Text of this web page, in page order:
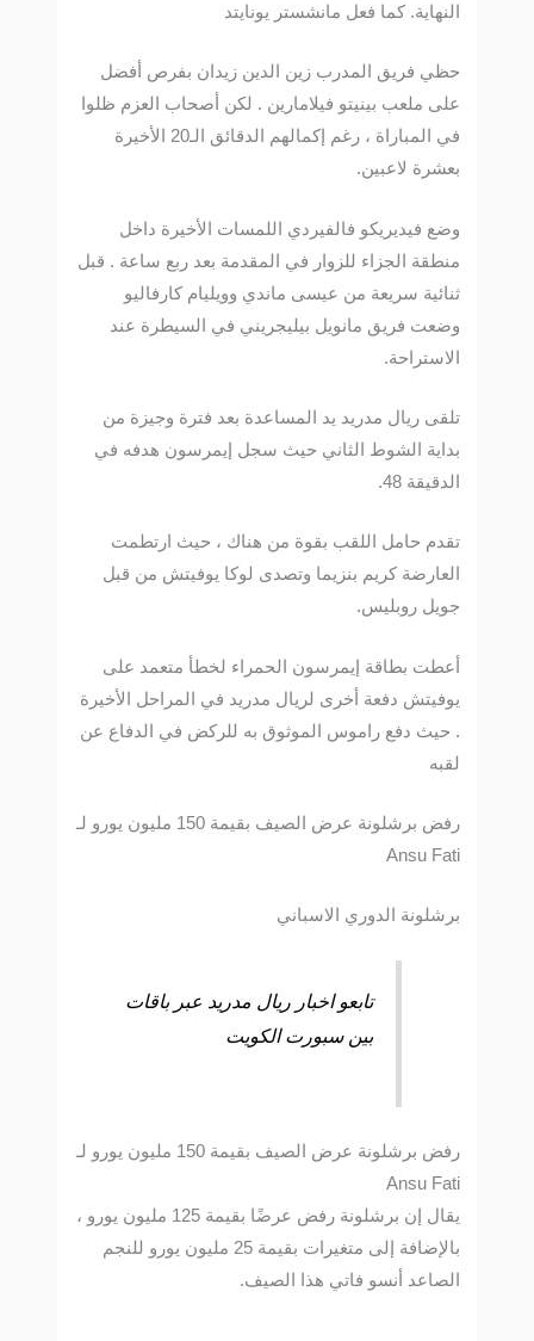
النهاية. كما فعل مانشستر يونايتد
حظي فريق المدرب زين الدين زيدان بفرص أفضل
على ملعب بينيتو فيلامارين . لكن أصحاب العزم ظلوا
في المباراة ، رغم إكمالهم الدقائق الـ20 الأخيرة
بعشرة لاعبين.
وضع فيديريكو فالفيردي اللمسات الأخيرة داخل
منطقة الجزاء للزوار في المقدمة بعد ربع ساعة . قبل
ثنائية سريعة من عيسى ماندي وويليام كارفاليو
وضعت فريق مانويل بيليجريني في السيطرة عند
الاستراحة.
تلقى ريال مدريد يد المساعدة بعد فترة وجيزة من
بداية الشوط الثاني حيث سجل إيمرسون هدفه في
الدقيقة 48.
تقدم حامل اللقب بقوة من هناك ، حيث ارتطمت
العارضة كريم بنزيما وتصدى لوكا يوفيتش من قبل
جويل روبليس.
أعطت بطاقة إيمرسون الحمراء لخطأ متعمد على
يوفيتش دفعة أخرى لريال مدريد في المراحل الأخيرة
. حيث دفع راموس الموثوق به للركض في الدفاع عن
لقبه
رفض برشلونة عرض الصيف بقيمة 150 مليون يورو لـ
Ansu Fati
برشلونة الدوري الاسباني
تابعو اخبار ريال مدريد عبر باقات
بين سبورت الكويت
رفض برشلونة عرض الصيف بقيمة 150 مليون يورو لـ
Ansu Fati
يقال إن برشلونة رفض عرضًا بقيمة 125 مليون يورو ،
بالإضافة إلى متغيرات بقيمة 25 مليون يورو للنجم
الصاعد أنسو فاتي هذا الصيف.